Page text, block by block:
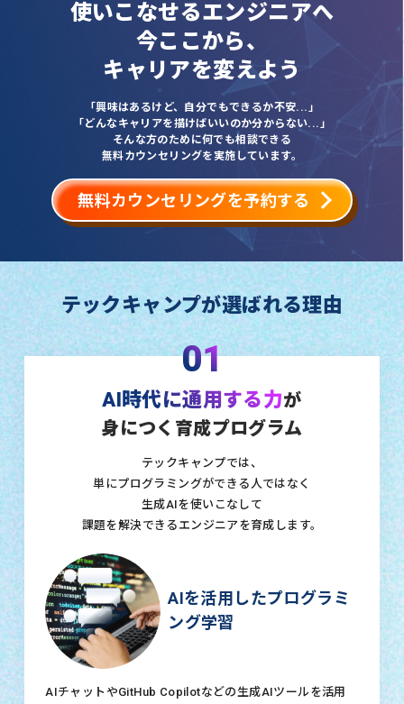
使いこなせるエンジニアへ
今ここから、
キャリアを変えよう
「興味はあるけど、自分でもできるか不安...」
「どんなキャリアを描けばいいのか分からない...」
そんな方のために何でも相談できる
無料カウンセリングを実施しています。
無料カウンセリングを予約する
テックキャンプが選ばれる理由
01
AI時代に通用する力が
身につく育成プログラム
テックキャンプでは、
単にプログラミングができる人ではなく
生成AIを使いこなして
課題を解決できるエンジニアを育成します。
AIを活用したプログラミ
ング学習
AIチャットやGitHub Copilotなどの生成AIツールを活用